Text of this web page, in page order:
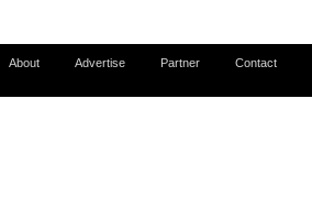
About Advertise Partner Contact